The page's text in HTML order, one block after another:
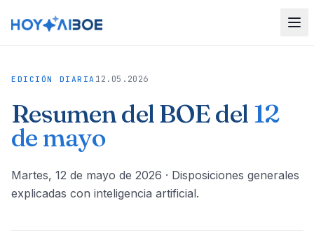
EDICIÓN DIARIA 12.05.2026
Resumen del BOE del 12
de mayo
martes, 12 de mayo de 2026 · Disposiciones generales
explicadas con inteligencia artificial.